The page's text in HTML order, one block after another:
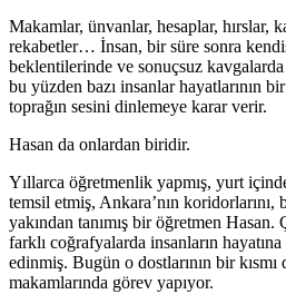
Makamlar, ünvanlar, hesaplar, hırslar,
rekabetler… İnsan, bir süre sonra
beklentilerinde ve sonuçsuz
bu yüzden bazı insanlar hayatlarının
toprağın sesini dinlemeye karar verir.
Hasan da onlardan biridir.
Yıllarca öğretmenlik yapmış, yurt
temsil etmiş, Ankara’nın
yakından tanımış bir öğretmen
farklı coğrafyalarda insanların
edinmiş. Bugün o dostlarının bir
makamlarında görev yapıyor.